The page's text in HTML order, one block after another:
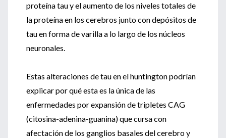
proteína tau y el aumento de los niveles totales de
la proteína en los cerebros junto con depósitos de
tau en forma de varilla a lo largo de los núcleos
neuronales.
Estas alteraciones de tau en el huntington podrían
explicar por qué esta es la única de las
enfermedades por expansión de tripletes CAG
(citosina-adenina-guanina) que cursa con
afectación de los ganglios basales del cerebro y